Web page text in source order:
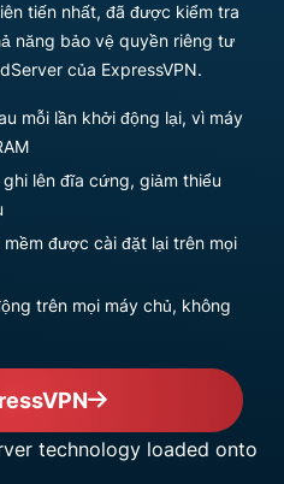
tiến nhất, đã được kiểm tra
năng bảo vệ quyền riêng tư
của ExpressVPN.
mỗi lần khởi động lại, vì máy
lên đĩa cứng, giảm thiểu
được cài đặt lại trên mọi
trên mọi máy chủ, không